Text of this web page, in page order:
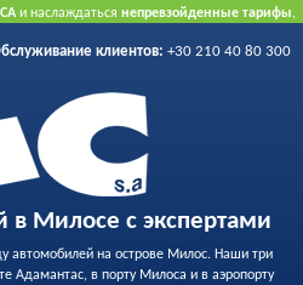
и наслаждаться непревзойденные тарифы,
проката
предлагает.Не нужна кредитная карта.
клиентов: +30 210 40 80 300
в Милосе с экспертами
автомобилей на острове Милос. Наши три
Адамантас, в порту Милоса и в аэропорту